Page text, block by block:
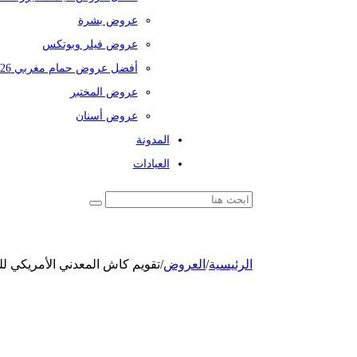
عروض بشرة
عروض فيلر وبوتكس
أفضل عروض حمام مغربي 2026
عروض المختبر
عروض أسنان
المدونة
العيادات
الرئيسية/ العروض/تقويم كاش المعدني الأمريكي